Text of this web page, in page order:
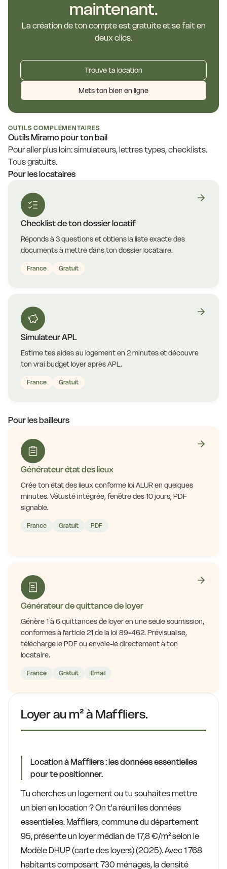
maintenant.
La création de ton compte est gratuite et se fait en
deux clics.
Trouve ta location
Mets ton bien en ligne
OUTILS COMPLÉMENTAIRES
Outils Miramo pour ton bail
Pour aller plus loin: simulateurs, lettres types, checklists.
Tous gratuits.
Pour les locataires
Checklist de ton dossier locatif
Réponds à 3 questions et obtiens la liste exacte des
documents à mettre dans ton dossier locataire.
France Gratuit
Simulateur APL
Estime tes aides au logement en 2 minutes et découvre
ton vrai budget loyer après APL.
France Gratuit
Pour les bailleurs
Générateur état des lieux
Crée ton état des lieux conforme loi ALUR en quelques
minutes. Vétusté intégrée, fenêtre des 10 jours, PDF
signable.
France Gratuit PDF
Générateur de quittance de loyer
Génère 1 à 6 quittances de loyer en une seule soumission,
conformes à l'article 21 de la loi 89-462. Prévisualise,
télécharge le PDF ou envoie-le directement à ton
locataire.
France Gratuit Email
Loyer au m² à Maffliers.
Location à Maffliers : les données essentielles
pour te positionner.
Tu cherches un logement ou tu souhaites mettre
un bien en location ? On t'a réuni les données
essentielles. Maffliers, commune du département
95, présente un loyer médian de 17,8 €/m² selon le
Modèle DHUP (carte des loyers) (2025). Avec 1 768
habitants composant 730 ménages, la densité